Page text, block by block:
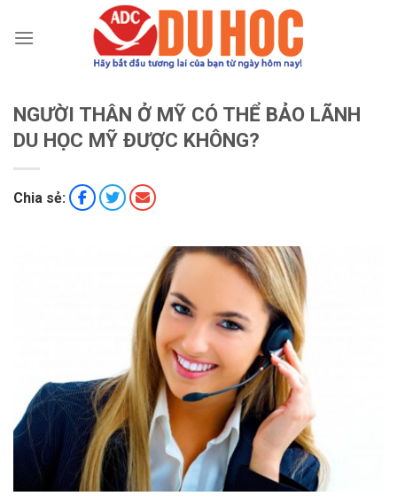
đến
NGƯỜI THÂN Ở MỸ CÓ THỂ BẢO LÃNH
DU HỌC MỸ ĐƯỢC KHÔNG?
Chia sẻ: